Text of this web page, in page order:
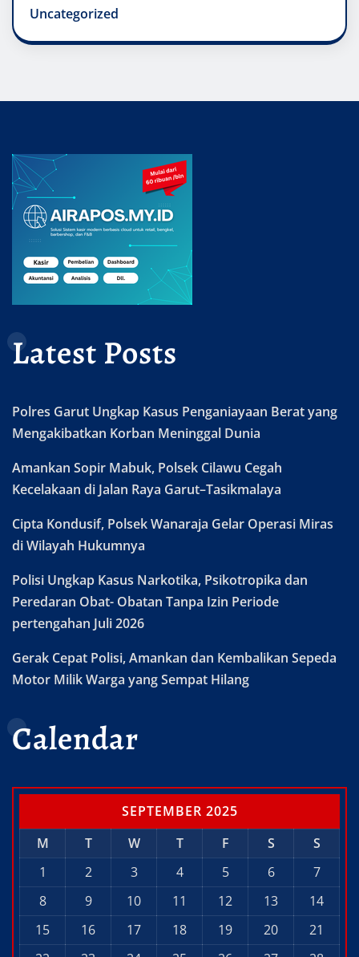
Uncategorized
Latest Posts
Polres Garut Ungkap Kasus Penganiayaan Berat yang
Mengakibatkan Korban Meninggal Dunia
Amankan Sopir Mabuk, Polsek Cilawu Cegah
Kecelakaan di Jalan Raya Garut–Tasikmalaya
Cipta Kondusif, Polsek Wanaraja Gelar Operasi Miras
di Wilayah Hukumnya
Polisi Ungkap Kasus Narkotika, Psikotropika dan
Peredaran Obat- Obatan Tanpa Izin Periode
pertengahan Juli 2026
Gerak Cepat Polisi, Amankan dan Kembalikan Sepeda
Motor Milik Warga yang Sempat Hilang
Calendar
SEPTEMBER 2025
M
T W T F S
S
1
2 3 4 5 6
7
8
9 10 11 12 13
14
15
16 17 18 19 20
21